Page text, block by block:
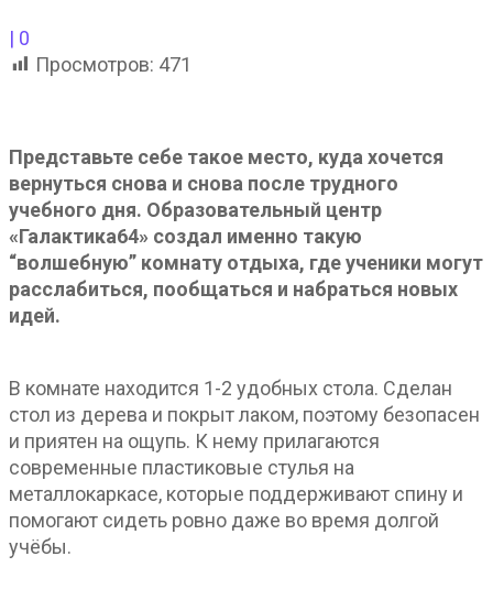
| 0
Просмотров: 471
Представьте себе такое место, куда хочется
вернуться снова и снова после трудного
учебного дня. Образовательный центр
«Галактика64» создал именно такую
“волшебную” комнату отдыха, где ученики могут
расслабиться, пообщаться и набраться новых
идей.
В комнате находится 1-2 удобных стола. Сделан
стол из дерева и покрыт лаком, поэтому безопасен
и приятен на ощупь. К нему прилагаются
современные пластиковые стулья на
металлокаркасе, которые поддерживают спину и
помогают сидеть ровно даже во время долгой
учёбы.